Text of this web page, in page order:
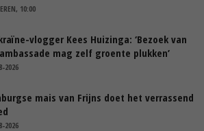
10:00
vlogger Kees Huizinga: ‘Bezoek van
mag zelf groente plukken’
2026
mais van Frijns doet het verrassend
2026